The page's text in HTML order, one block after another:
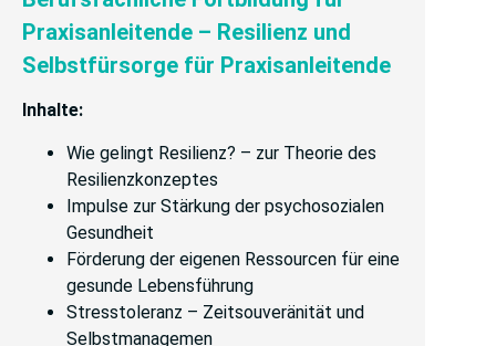
Praxisanleitende – Resilienz und
Selbstfürsorge für Praxisanleitende
Inhalte:
Wie gelingt Resilienz? – zur Theorie des
Resilienzkonzeptes
Impulse zur Stärkung der psychosozialen
Gesundheit
Förderung der eigenen Ressourcen für eine
gesunde Lebensführung
Stresstoleranz – Zeitsouveränität und
Selbstmanagemen